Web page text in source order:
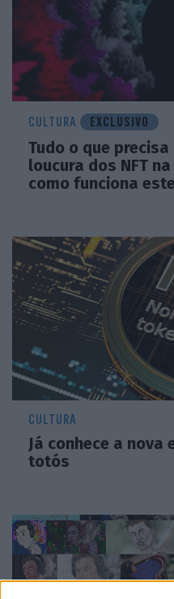
CULTURA EXCLUSIVO
Tudo o que
loucura dos NFT
como funciona
CULTURA
Já conhece a nova
totós